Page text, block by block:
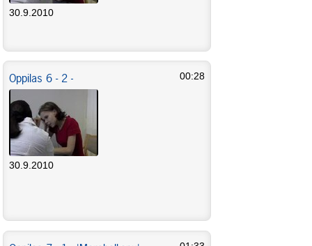
30.9.2010
Oppilas 6 - 2 - 00:28
30.9.2010